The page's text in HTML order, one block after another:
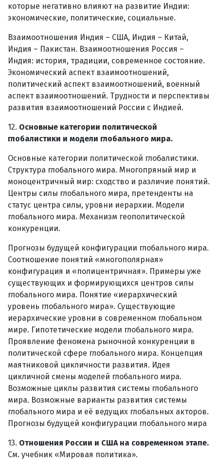
которые негативно влияют на развитие Индии:
экономические, политические, социальные.
Взаимоотношения Индия – США, Индия – Китай,
Индия – Пакистан. Взаимоотношения Россия –
Индия: история, традиции, современное состояние.
Экономический аспект взаимоотношений,
политический аспект взаимоотношений, военный
аспект взаимоотношений. Трудности и перспективы
развития взаимоотношений России с Индией.
12. Основные категории политической
глобалистики и модели глобального мира.
Основные категории политической глобалистики.
Структура глобального мира. Многопряный мир и
моноцентричный мир: сходство и различие понятий.
Центры силы глобального мира, претенденты на
статус центра силы, уровни иерархии. Модели
глобального мира. Механизм геополитической
конкуренции.
Прогнозы будущей конфигурации глобального мира.
Соотношение понятий «многополярная»
конфигурация и «полицентричная». Примеры уже
существующих и формирующихся центров силы
глобального мира. Понятие «иерархический
уровень глобального мира». Существующие
иерархические уровни в современном глобальном
мире. Гипотетические модели глобального мира.
Проявление феномена рыночной конкуренции в
политической сфере глобального мира. Концепция
маятниковой цикличности развития. Идея
цикличной смены моделей глобального мира.
Возможные циклы развития системы глобального
мира. Возможные варианты развития системы
глобального мира и её ведущих глобальных акторов.
Прогнозы будущей конфигурации глобального мира
13. Отношения России и США на современном этапе.
См. учебник «Мировая политика».